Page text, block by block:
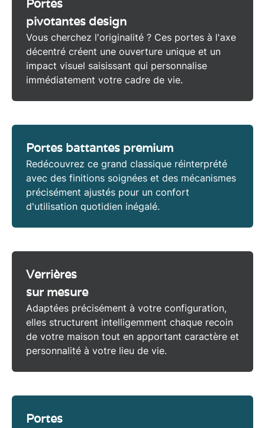
Portes
pivotantes design
Vous cherchez l'originalité ? Ces portes à l'axe
décentré créent une ouverture unique et un
impact visuel saisissant qui personnalise
immédiatement votre cadre de vie.
Portes battantes premium
Redécouvrez ce grand classique réinterprété
avec des finitions soignées et des mécanismes
précisément ajustés pour un confort
d'utilisation quotidien inégalé.
Verrières
sur mesure
Adaptées précisément à votre configuration,
elles structurent intelligemment chaque recoin
de votre maison tout en apportant caractère et
personnalité à votre lieu de vie.
Portes